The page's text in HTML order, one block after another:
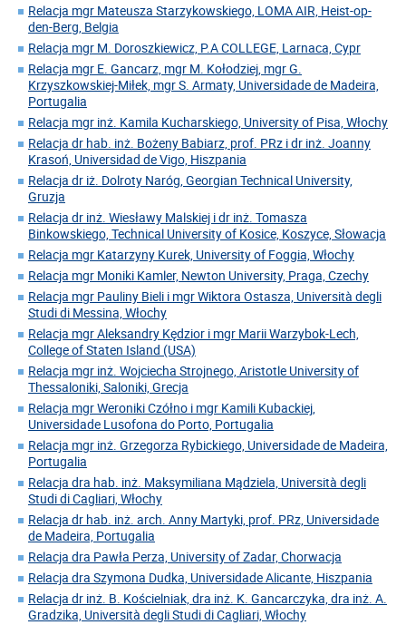
Relacja mgr Mateusza Starzykowskiego, LOMA AIR, Heist-op-
den-Berg, Belgia
Relacja mgr M. Doroszkiewicz, P.A COLLEGE, Larnaca, Cypr
Relacja mgr E. Gancarz, mgr M. Kołodziej, mgr G.
Krzyszkowskiej-Miłek, mgr S. Armaty, Universidade de Madeira,
Portugalia
Relacja mgr inż. Kamila Kucharskiego, University of Pisa, Włochy
Relacja dr hab. inż. Bożeny Babiarz, prof. PRz i dr inż. Joanny
Krasoń, Universidad de Vigo, Hiszpania
Relacja dr iż. Dolroty Naróg, Georgian Technical University,
Gruzja
Relacja dr inż. Wiesławy Malskiej i dr inż. Tomasza
Binkowskiego, Technical University of Kosice, Koszyce, Słowacja
Relacja mgr Katarzyny Kurek, University of Foggia, Włochy
Relacja mgr Moniki Kamler, Newton University, Praga, Czechy
Relacja mgr Pauliny Bieli i mgr Wiktora Ostasza, Università degli
Studi di Messina, Włochy
Relacja mgr Aleksandry Kędzior i mgr Marii Warzybok-Lech,
College of Staten Island (USA)
Relacja mgr inż. Wojciecha Strojnego, Aristotle University of
Thessaloniki, Saloniki, Grecja
Relacja mgr Weroniki Czółno i mgr Kamili Kubackiej,
Universidade Lusofona do Porto, Portugalia
Relacja mgr inż. Grzegorza Rybickiego, Universidade de Madeira,
Portugalia
Relacja dra hab. inż. Maksymiliana Mądziela, Università degli
Studi di Cagliari, Włochy
Relacja dr hab. inż. arch. Anny Martyki, prof. PRz, Universidade
de Madeira, Portugalia
Relacja dra Pawła Perza, University of Zadar, Chorwacja
Relacja dra Szymona Dudka, Universidade Alicante, Hiszpania
Relacja dr inż. B. Kościelniak, dra inż. K. Gancarczyka, dra inż. A.
Gradzika, Università degli Studi di Cagliari, Włochy